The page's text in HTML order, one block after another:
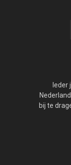
Ieder
bij te